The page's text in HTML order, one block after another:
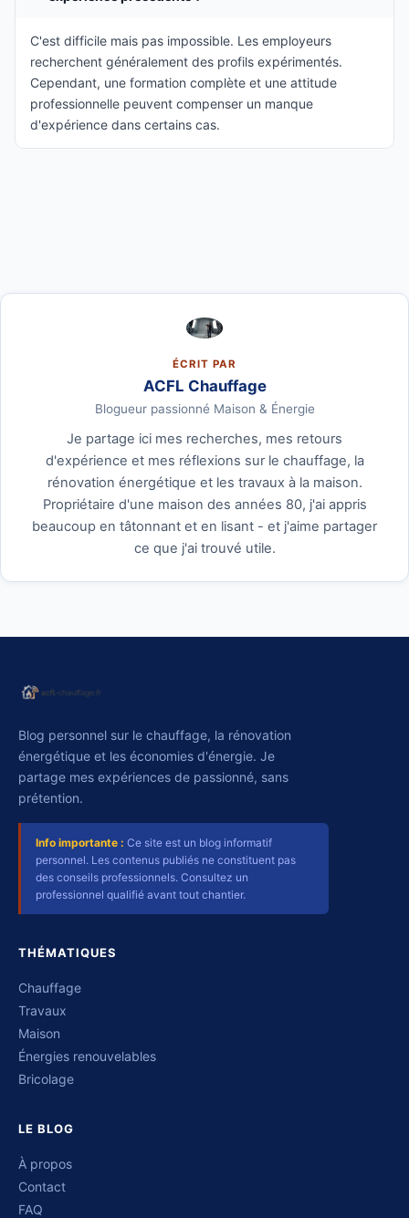
C'est difficile mais pas impossible. Les employeurs
recherchent généralement des profils expérimentés.
Cependant, une formation complète et une attitude
professionnelle peuvent compenser un manque
d'expérience dans certains cas.
ÉCRIT PAR
ACFL Chauffage
Blogueur passionné Maison & Énergie
Je partage ici mes recherches, mes retours
d'expérience et mes réflexions sur le chauffage, la
rénovation énergétique et les travaux à la maison.
Propriétaire d'une maison des années 80, j'ai appris
beaucoup en tâtonnant et en lisant - et j'aime partager
ce que j'ai trouvé utile.
Blog personnel sur le chauffage, la rénovation
énergétique et les économies d'énergie. Je
partage mes expériences de passionné, sans
prétention.
Info importante : Ce site est un blog informatif
personnel. Les contenus publiés ne constituent pas
des conseils professionnels. Consultez un
professionnel qualifié avant tout chantier.
THÉMATIQUES
Chauffage
Travaux
Maison
Énergies renouvelables
Bricolage
LE BLOG
À propos
Contact
FAQ